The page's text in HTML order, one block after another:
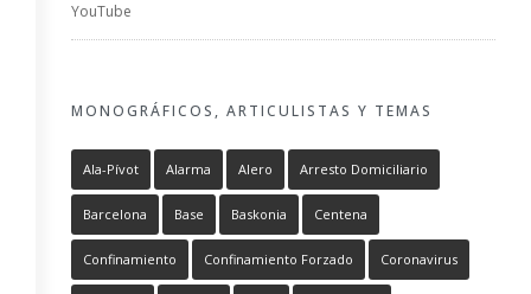
YouTube
MONOGRÁFICOS, ARTICULISTAS Y TEMAS
Ala-Pívot Alarma Alero Arresto Domiciliario
Barcelona Base Baskonia Centena
Confinamiento Confinamiento Forzado Coronavirus